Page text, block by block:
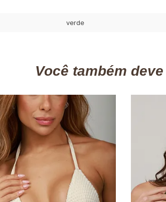
verde
Você também